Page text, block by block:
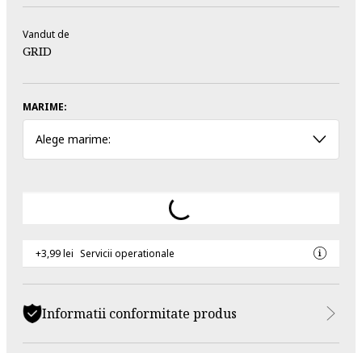
Vandut de
GRID
MARIME:
Alege marime:
+3,99 lei Servicii operationale
Informatii conformitate produs